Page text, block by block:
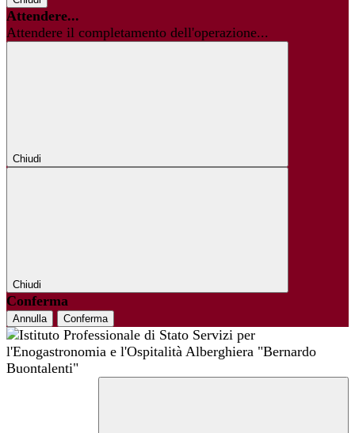
Attendere...
Attendere il completamento dell'operazione...
Chiudi
Chiudi
Conferma
Annulla Conferma